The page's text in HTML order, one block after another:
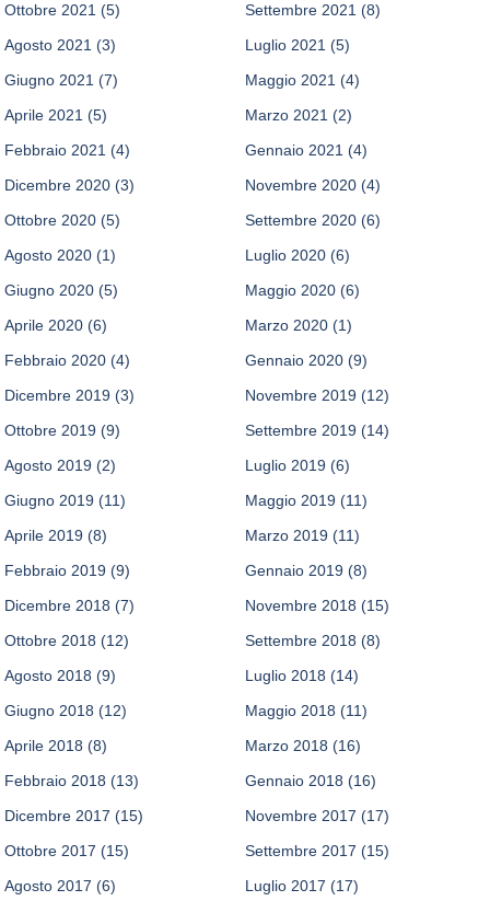
Ottobre 2021 (5) Settembre 2021 (8)
Agosto 2021 (3) Luglio 2021 (5)
Giugno 2021 (7) Maggio 2021 (4)
Aprile 2021 (5) Marzo 2021 (2)
Febbraio 2021 (4) Gennaio 2021 (4)
Dicembre 2020 (3) Novembre 2020 (4)
Ottobre 2020 (5) Settembre 2020 (6)
Agosto 2020 (1) Luglio 2020 (6)
Giugno 2020 (5) Maggio 2020 (6)
Aprile 2020 (6) Marzo 2020 (1)
Febbraio 2020 (4) Gennaio 2020 (9)
Dicembre 2019 (3) Novembre 2019 (12)
Ottobre 2019 (9) Settembre 2019 (14)
Agosto 2019 (2) Luglio 2019 (6)
Giugno 2019 (11) Maggio 2019 (11)
Aprile 2019 (8) Marzo 2019 (11)
Febbraio 2019 (9) Gennaio 2019 (8)
Dicembre 2018 (7) Novembre 2018 (15)
Ottobre 2018 (12) Settembre 2018 (8)
Agosto 2018 (9) Luglio 2018 (14)
Giugno 2018 (12) Maggio 2018 (11)
Aprile 2018 (8) Marzo 2018 (16)
Febbraio 2018 (13) Gennaio 2018 (16)
Dicembre 2017 (15) Novembre 2017 (17)
Ottobre 2017 (15) Settembre 2017 (15)
Agosto 2017 (6) Luglio 2017 (17)